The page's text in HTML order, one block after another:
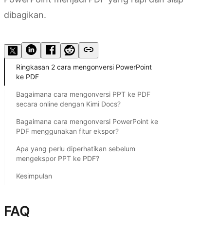
dibagikan.
Ringkasan 2 cara mengonversi PowerPoint
ke PDF
Bagaimana cara mengonversi PPT ke PDF
secara online dengan Kimi Docs?
Bagaimana cara mengonversi PowerPoint ke
PDF menggunakan fitur ekspor?
Apa yang perlu diperhatikan sebelum
mengekspor PPT ke PDF?
Kesimpulan
FAQ